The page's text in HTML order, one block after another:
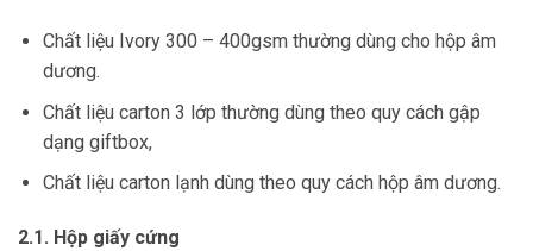
Chất liệu Ivory 300 – 400gsm thường dùng cho hộp âm
dương.
Chất liệu carton 3 lớp thường dùng theo quy cách gập
dạng giftbox,
Chất liệu carton lạnh dùng theo quy cách hộp âm dương.
2.1. Hộp giấy cứng